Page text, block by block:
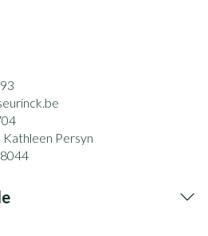
Kathleen Persyn